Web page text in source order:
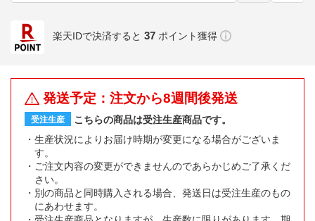
楽天IDで決済すると 37 ポイント獲得
発送予定：注文から8週間後発送
受注生産
こちらの商品は受注生産商品です。
生産状況によりお届け時期が変更になる場合がございま
す。
ご注文内容の変更ができませんのであらかじめご了承くだ
さい。
別の商品と同時購入される場合、発送日は受注生産のもの
にあわせます。